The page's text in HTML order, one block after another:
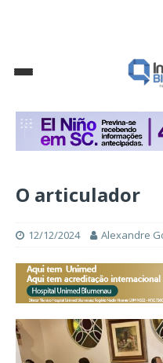
O articulador
12/12/2024 Alexandre